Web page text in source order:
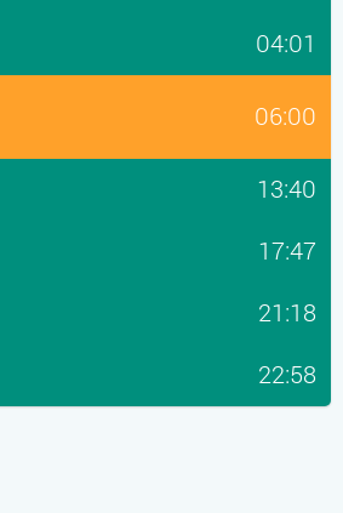
04:01
06:00
13:40
17:47
21:18
22:58